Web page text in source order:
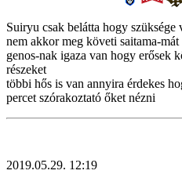
Suiryu csak belátta hogy szüksége
nem akkor meg követi saitama-mát
genos-nak igaza van hogy erősek
részeket
többi hős is van annyira érdekes
percet szórakoztató őket nézni
2019.05.29. 12:19